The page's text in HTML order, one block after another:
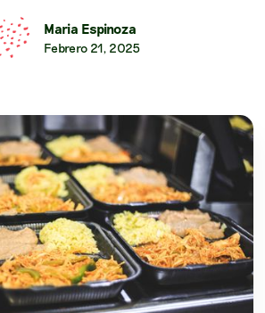
Maria Espinoza
Febrero 21, 2025